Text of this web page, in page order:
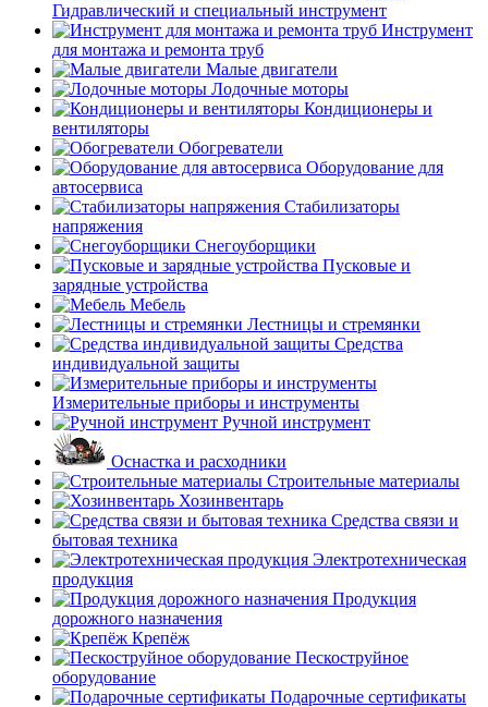
Гидравлический и специальный инструмент
Инструмент
для монтажа и ремонта труб
Малые двигатели
Лодочные моторы
Кондиционеры и
вентиляторы
Обогреватели
Оборудование для
автосервиса
Стабилизаторы
напряжения
Снегоуборщики
Пусковые и
зарядные устройства
Мебель
Лестницы и стремянки
Средства
индивидуальной защиты
Измерительные приборы и инструменты
Ручной инструмент
Оснастка и расходники
Строительные материалы
Хозинвентарь
Средства связи и
бытовая техника
Электротехническая
продукция
Продукция
дорожного назначения
Крепёж
Пескоструйное
оборудование
Подарочные сертификаты